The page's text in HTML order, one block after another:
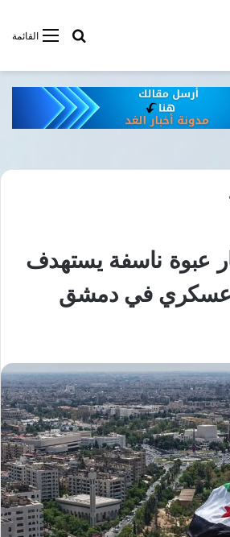
القائمةأبحت فى
عبوة ناسفة يستهدف
عسكري في دمشق